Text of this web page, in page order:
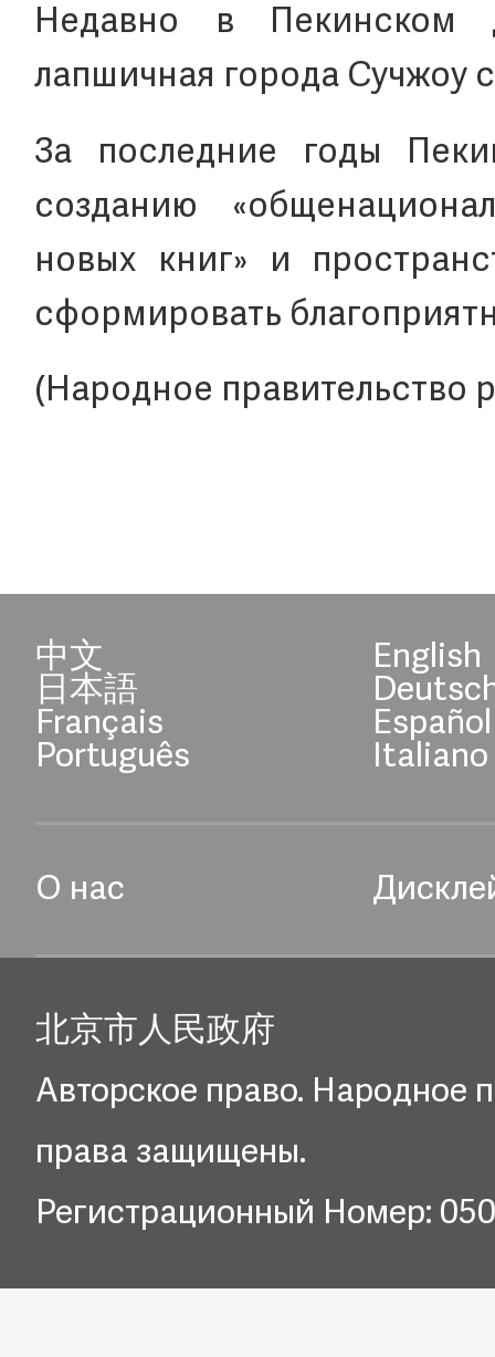
Недавно в Пекинском
лапшичная города Сучжоу
За последние годы
созданию
новых книг» и
сформировать
(Народное правительство
中文 English
日本語
Français Español
Português Italiano
О нас
北京市人民政府
Авторское право. Народное
права защищены.
Регистрационный Номер: